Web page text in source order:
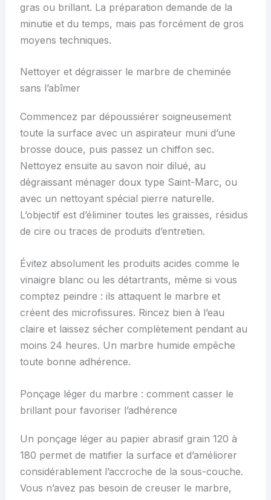
gras ou brillant. La préparation demande de la
minutie et du temps, mais pas forcément de gros
moyens techniques.
Nettoyer et dégraisser le marbre de cheminée
sans l’abîmer
Commencez par dépoussiérer soigneusement
toute la surface avec un aspirateur muni d’une
brosse douce, puis passez un chiffon sec.
Nettoyez ensuite au savon noir dilué, au
dégraissant ménager doux type Saint-Marc, ou
avec un nettoyant spécial pierre naturelle.
L’objectif est d’éliminer toutes les graisses, résidus
de cire ou traces de produits d’entretien.
Évitez absolument les produits acides comme le
vinaigre blanc ou les détartrants, même si vous
comptez peindre : ils attaquent le marbre et
créent des microfissures. Rincez bien à l’eau
claire et laissez sécher complètement pendant au
moins 24 heures. Un marbre humide empêche
toute bonne adhérence.
Ponçage léger du marbre : comment casser le
brillant pour favoriser l’adhérence
Un ponçage léger au papier abrasif grain 120 à
180 permet de matifier la surface et d’améliorer
considérablement l’accroche de la sous-couche.
Vous n’avez pas besoin de creuser le marbre,